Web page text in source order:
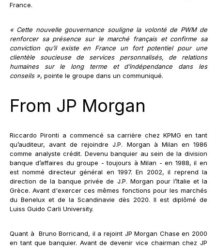
France.
« Cette nouvelle gouvernance souligne la volonté de PWM de
renforcer sa présence sur le marché français et confirme sa
conviction qu’il existe en France un fort potentiel pour une
clientèle soucieuse de services personnalisés, de relations
humaines sur le long terme et d’indépendance dans les
conseils », pointe le groupe dans un communiqué.
From JP Morgan
Riccardo Pironti a commencé sa carrière chez KPMG en tant
qu’auditeur, avant de rejoindre J.P. Morgan à Milan en 1986
comme analyste crédit. Devenu banquier au sein de la division
banque d’affaires du groupe - toujours à Milan - en 1988, il en
est nommé directeur général en 1997. En 2002, il reprend la
direction de la banque privée de J.P. Morgan pour l’Italie et la
Grèce. Avant d'exercer ces mêmes fonctions pour les marchés
du Benelux et de la Scandinavie dès 2020. Il est diplômé de
Luiss Guido Carli University.
Quant à Bruno Borricand, il a rejoint JP Morgan Chase en 2000
en tant que banquier. Avant de devenir vice chairman chez JP